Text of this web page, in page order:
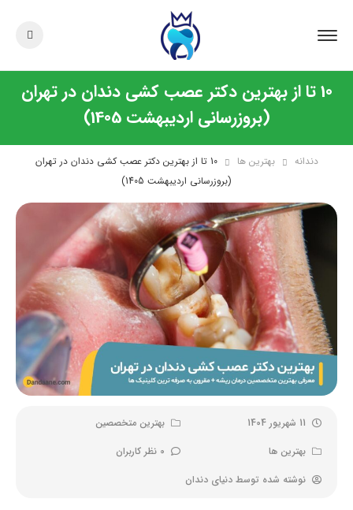
10 تا از بهترین دکتر عصب کشی دندان در تهران
(بروزرسانی اردیبهشت 1405)
دندانه بهترین ها
10 تا از بهترین دکتر عصب کشی دندان در تهران
(بروزرسانی اردیبهشت 1405)
11 شهریور 1404
بهترین متخصصین
بهترین ها
0 نظر کاربران
نوشته شده توسط دنیای دندان